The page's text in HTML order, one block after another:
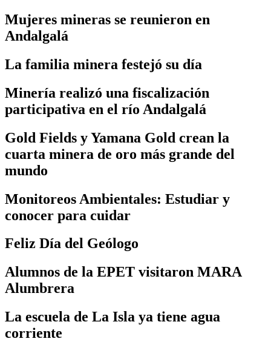
Mujeres mineras se reunieron en
Andalgalá
La familia minera festejó su día
Minería realizó una fiscalización
participativa en el río Andalgalá
Gold Fields y Yamana Gold crean la
cuarta minera de oro más grande del
mundo
Monitoreos Ambientales: Estudiar y
conocer para cuidar
Feliz Día del Geólogo
Alumnos de la EPET visitaron MARA
Alumbrera
La escuela de La Isla ya tiene agua
corriente